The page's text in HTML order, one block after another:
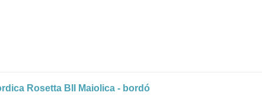
Rosetta BII Maiolica - bordó